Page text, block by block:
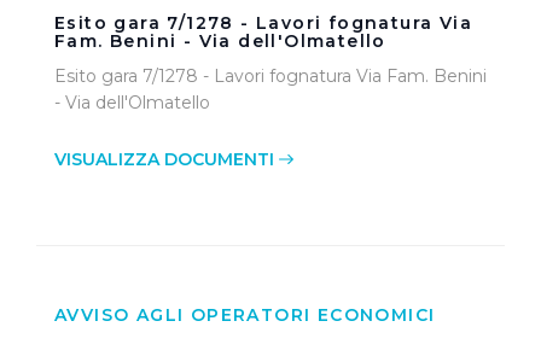
Esito gara 7/1278 - Lavori fognatura Via
Fam. Benini - Via dell'Olmatello
Esito gara 7/1278 - Lavori fognatura Via Fam. Benini
- Via dell'Olmatello
VISUALIZZA DOCUMENTI
AVVISO AGLI OPERATORI ECONOMICI